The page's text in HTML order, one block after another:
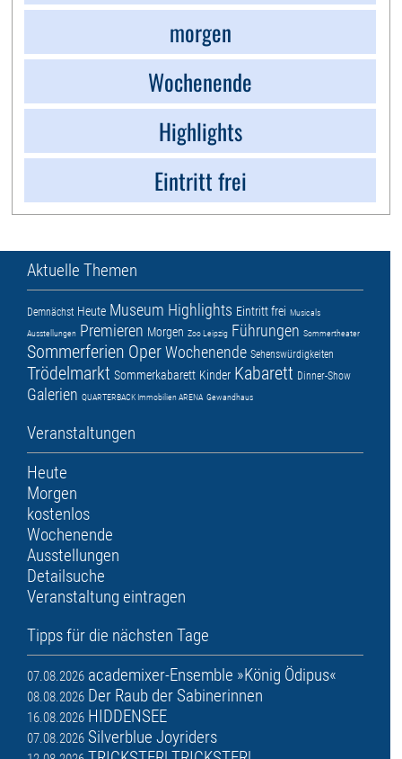
morgen
Wochenende
Highlights
Eintritt frei
Aktuelle Themen
Demnächst Heute Museum Highlights Eintritt frei Musicals
Ausstellungen Premieren Morgen Zoo Leipzig Führungen Sommertheater
Sommerferien OperWochenende Sehenswürdigkeiten
Trödelmarkt Sommerkabarett Kinder Kabarett Dinner-Show
Galerien QUARTERBACK Immobilien ARENA Gewandhaus
Veranstaltungen
Heute
Morgen
kostenlos
Wochenende
Ausstellungen
Detailsuche
Veranstaltung eintragen
Tipps für die nächsten Tage
07.08.2026 academixer-Ensemble »König Ödipus«
08.08.2026 Der Raub der Sabinerinnen
16.08.2026 HIDDENSEE
07.08.2026 Silverblue Joyriders